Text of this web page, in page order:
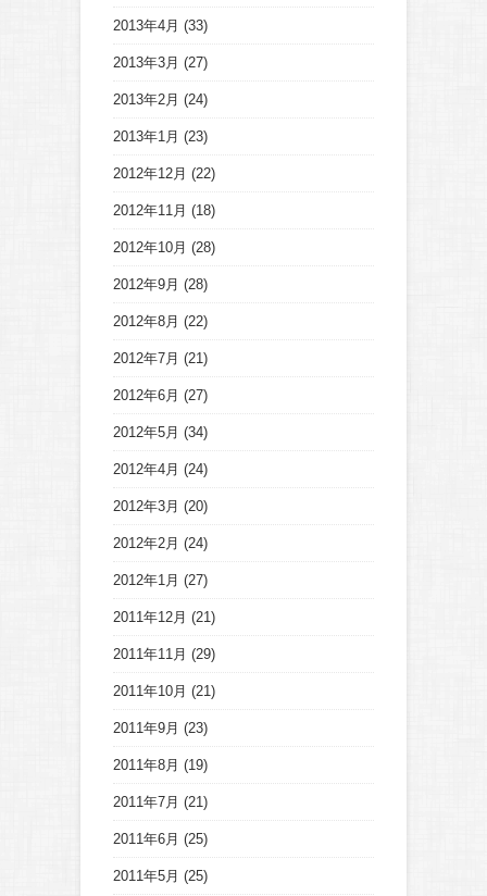
2013年4月 (33)
2013年3月 (27)
2013年2月 (24)
2013年1月 (23)
2012年12月 (22)
2012年11月 (18)
2012年10月 (28)
2012年9月 (28)
2012年8月 (22)
2012年7月 (21)
2012年6月 (27)
2012年5月 (34)
2012年4月 (24)
2012年3月 (20)
2012年2月 (24)
2012年1月 (27)
2011年12月 (21)
2011年11月 (29)
2011年10月 (21)
2011年9月 (23)
2011年8月 (19)
2011年7月 (21)
2011年6月 (25)
2011年5月 (25)